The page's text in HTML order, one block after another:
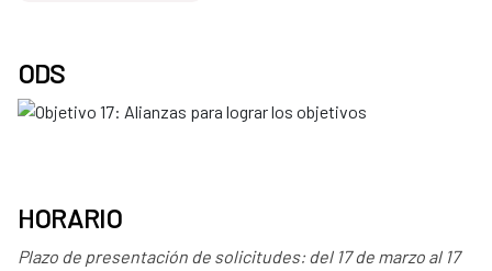
ODS
HORARIO
Plazo de presentación de solicitudes: del 17 de marzo al 17